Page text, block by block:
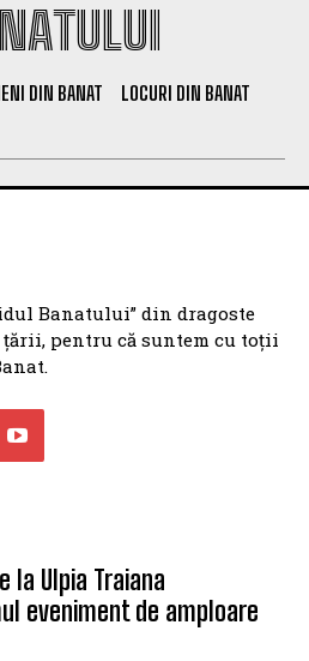
DIN BANAT
LOCURI DIN BANAT
Banatului” din dragoste
țării, pentru că suntem cu toții
Ulpia Traiana
eveniment de amploare